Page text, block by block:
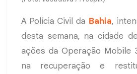
A Polícia Civil da Bahia,
desta semana, na cidade de
ações da Operação Mobile
na recuperação e